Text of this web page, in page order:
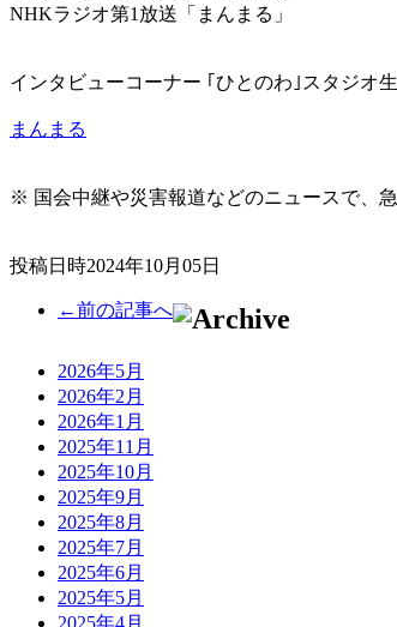
NHKラジオ第1放送「まんまる」
インタビューコーナー ｢ひとのわ｣スタジオ
まんまる
※ 国会中継や災害報道などのニュースで、
投稿日時2024年10月05日
←前の記事へ
2026年5月
2026年2月
2026年1月
2025年11月
2025年10月
2025年9月
2025年8月
2025年7月
2025年6月
2025年5月
2025年4月